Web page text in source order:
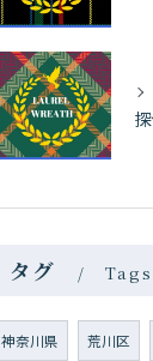
タグ Tags
神奈川県 荒川区